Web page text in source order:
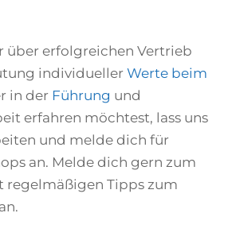
über erfolgreichen Vertrieb
individueller Werte beim
in der Führung und
erfahren möchtest, lass uns
und melde dich für
an. Melde dich gern zum
regelmäßigen Tipps zum